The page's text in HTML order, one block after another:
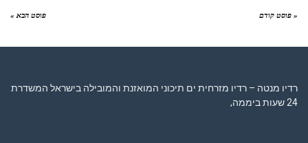
« פוסט קודם פוסט הבא »
רדיו מנטה – רדיו מזרחית ים תיכוני המואזנת והמובילה בישראל המשדרת
24 שעות ביממה,